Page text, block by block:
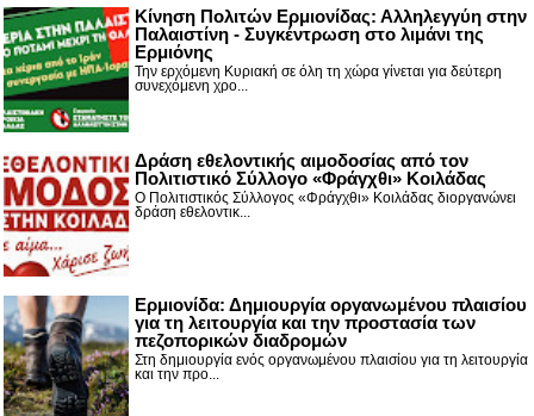
Κίνηση Πολιτών Ερμιονίδας: Αλληλεγγύη στην
Παλαιστίνη - Συγκέντρωση στο λιμάνι της
Ερμιόνης
Την ερχόμενη Κυριακή σε όλη τη χώρα γίνεται για δεύτερη
συνεχόμενη χρο...
Δράση εθελοντικής αιμοδοσίας από τον
Πολιτιστικό Σύλλογο «Φράγχθι» Κοιλάδας
Ο Πολιτιστικός Σύλλογος «Φράγχθι» Κοιλάδας διοργανώνει
δράση εθελοντικ...
Ερμιονίδα: Δημιουργία οργανωμένου πλαισίου
για τη λειτουργία και την προστασία των
πεζοπορικών διαδρομών
Στη δημιουργία ενός οργανωμένου πλαισίου για τη λειτουργία
και την προ...